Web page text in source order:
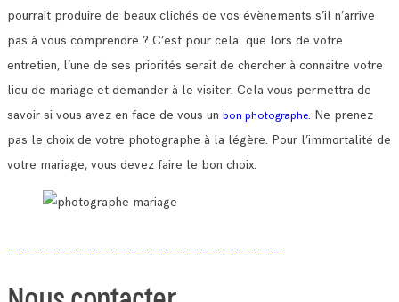
pourrait produire de beaux clichés de vos évènements s’il n’arrive
pas à vous comprendre ? C’est pour cela que lors de votre
entretien, l’une de ses priorités serait de chercher à connaitre votre
lieu de mariage et demander à le visiter. Cela vous permettra de
savoir si vous avez en face de vous un bon photographe. Ne prenez
pas le choix de votre photographe à la légère. Pour l’immortalité de
votre mariage, vous devez faire le bon choix.